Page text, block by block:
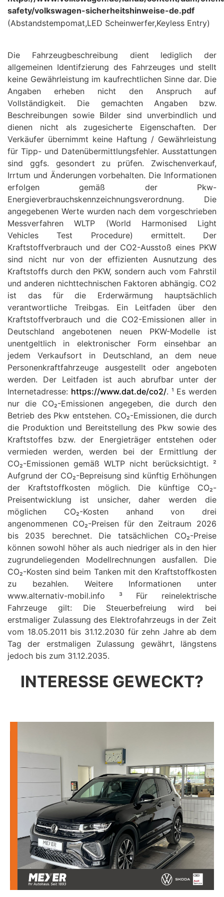
safety/volkswagen-sicherheitshinweise-de.pdf
(Abstandstempomat,LED Scheinwerfer,Keyless Entry)
Die Fahrzeugbeschreibung dient lediglich der
allgemeinen Identifzierung des Fahrzeuges und stellt
keine Gewährleistung im kaufrechtlichen Sinne dar. Die
Angaben erheben nicht den Anspruch auf
Vollständigkeit. Die gemachten Angaben bzw.
Beschreibungen sowie Bilder sind unverbindlich und
dienen nicht als zugesicherte Eigenschaften. Der
Verkäufer übernimmt keine Haftung / Gewährleistung
für Tipp- und Datenübermittlungsfehler. Ausstattungen
sind ggfs. gesondert zu prüfen. Zwischenverkauf,
Irrtum und Änderungen vorbehalten. Die Informationen
erfolgen gemäß der Pkw-
Energieverbrauchskennzeichnungsverordnung. Die
angegebenen Werte wurden nach dem vorgeschrieben
Messverfahren WLTP (World Harmonised Light
Vehicles Test Procedure) ermittelt. Der
Kraftstoffverbrauch und der CO2-Ausstoß eines PKW
sind nicht nur von der effizienten Ausnutzung des
Kraftstoffs durch den PKW, sondern auch vom Fahrstil
und anderen nichttechnischen Faktoren abhängig. CO2
ist das für die Erderwärmung hauptsächlich
verantwortliche Treibgas. Ein Leitfaden über den
Kraftstoffverbrauch und die CO2-Emissionen aller in
Deutschland angebotenen neuen PKW-Modelle ist
unentgeltlich in elektronischer Form einsehbar an
jedem Verkaufsort in Deutschland, an dem neue
Personenkraftfahrzeuge ausgestellt oder angeboten
werden. Der Leitfaden ist auch abrufbar unter der
Internetadresse: https://www.dat.de/co2/. ¹ Es werden
nur die CO₂-Emissionen angegeben, die durch den
Betrieb des Pkw entstehen. CO₂-Emissionen, die durch
die Produktion und Bereitstellung des Pkw sowie des
Kraftstoffes bzw. der Energieträger entstehen oder
vermieden werden, werden bei der Ermittlung der
CO₂-Emissionen gemäß WLTP nicht berücksichtigt. ²
Aufgrund der CO₂-Bepreisung sind künftig Erhöhungen
der Kraftstoffkosten möglich. Die künftige CO₂-
Preisentwicklung ist unsicher, daher werden die
möglichen CO₂-Kosten anhand von drei
angenommenen CO₂-Preisen für den Zeitraum 2026
bis 2035 berechnet. Die tatsächlichen CO₂-Preise
können sowohl höher als auch niedriger als in den hier
zugrundeliegenden Modellrechnungen ausfallen. Die
CO₂-Kosten sind beim Tanken mit den Kraftstoffkosten
zu bezahlen. Weitere Informationen unter
www.alternativ-mobil.info ³ Für reinelektrische
Fahrzeuge gilt: Die Steuerbefreiung wird bei
erstmaliger Zulassung des Elektrofahrzeugs in der Zeit
vom 18.05.2011 bis 31.12.2030 für zehn Jahre ab dem
Tag der erstmaligen Zulassung gewährt, längstens
jedoch bis zum 31.12.2035.
INTERESSE GEWECKT?